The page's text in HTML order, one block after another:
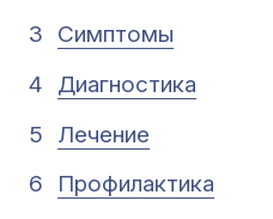
3
Симптомы
4
Диагностика
5
Лечение
6
Профилактика